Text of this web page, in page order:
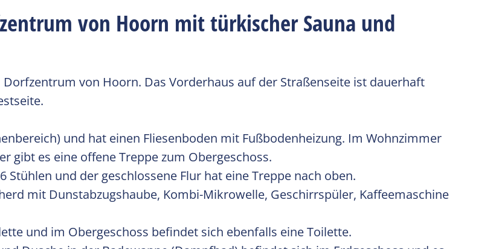
von Hoorn mit türkischer Sauna und
von Hoorn. Das Vorderhaus auf der Straßenseite ist dauerhaft
und hat einen Fliesenboden mit Fußbodenheizung. Im Wohnzimmer
gibt es eine offene Treppe zum Obergeschoss.
und der geschlossene Flur hat eine Treppe nach oben.
mit Dunstabzugshaube, Kombi-Mikrowelle, Geschirrspüler, Kaffeemaschine
und im Obergeschoss befindet sich ebenfalls eine Toilette.